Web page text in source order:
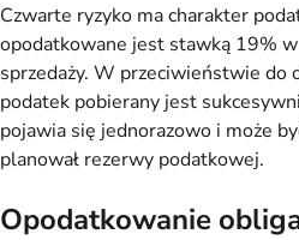
Czwarte ryzyko ma charakter
opodatkowane jest stawką 19%
sprzedaży. W przeciwieństwie do
podatek pobierany jest
pojawia się jednorazowo i może
planował rezerwy podatkowej.
Opodatkowanie